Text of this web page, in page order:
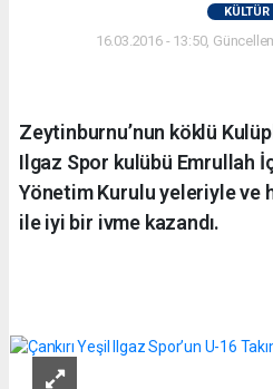
KÜLTÜR
16.03.2016 - 13:50,
Zeytinburnu’nun köklü
Ilgaz Spor kulübü Emrullah
Yönetim Kurulu yeleriyle ve
ile iyi bir ivme kazandı.